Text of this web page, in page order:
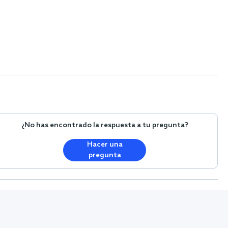
¿No has encontrado la respuesta a tu pregunta?
Hacer una
pregunta